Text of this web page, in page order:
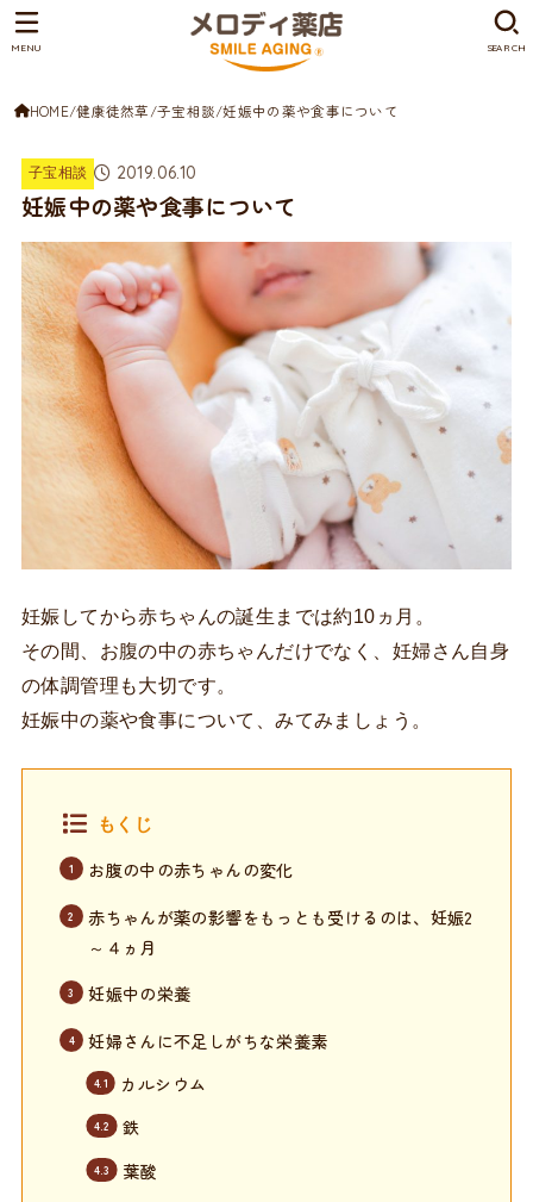
SEARCH
MENU
HOME 健康徒然草 子宝相談 妊娠中の薬や食事について
子宝相談 2019.06.10
妊娠中の薬や食事について
妊娠してから赤ちゃんの誕生までは約10ヵ月。
その間、お腹の中の赤ちゃんだけでなく、妊婦さん自身
の体調管理も大切です。
妊娠中の薬や食事について、みてみましょう。
もくじ
お腹の中の赤ちゃんの変化
赤ちゃんが薬の影響をもっとも受けるのは、妊娠2
～４ヵ月
妊娠中の栄養
妊婦さんに不足しがちな栄養素
カルシウム
鉄
葉酸